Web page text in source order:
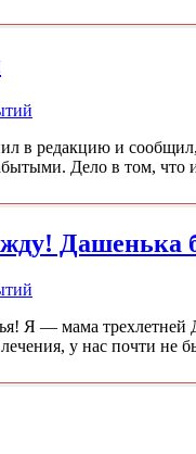
в редакцию и
Дело в том,
Дашенька
Я — мама трехлетней
у нас почти